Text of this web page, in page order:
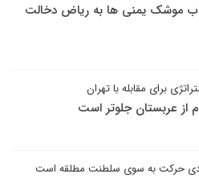
موشک یمنی ها به ریاض دخالت
برای مقابله با تهران
از عربستان جلوتر است
حرکت به سوی سلطنت مطلقه است